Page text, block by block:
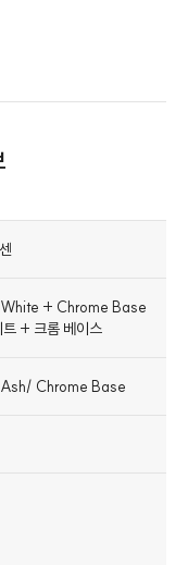
+ Chrome Base
+ 크롬 베이스
Chrome Base